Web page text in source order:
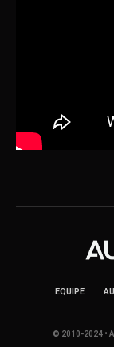
EQUIPE
© 2010-2024 •